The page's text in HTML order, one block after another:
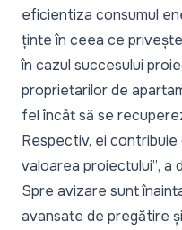
eficientiza consumul
ținte în ceea ce
în cazul succesului
proprietarilor de
fel încât să se
Respectiv, ei contribuie
valoarea proiectului”, a
Spre avizare sunt
avansate de pregătire